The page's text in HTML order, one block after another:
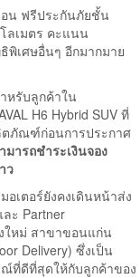
อน ฟรีประกันภัยชั้น
ลเมตร คะแนน
พิเศษอื่นๆ อีกมากมาย
หรับลูกค้าใน
H6 Hybrid SUV ที่
ตภัณฑ์ก่อนการประกาศ
มารถชำระเงินจอง
ว
เตอร์ยังคงเดินหน้าส่ง
ละ Partner
ใหม่ สาขาขอนแก่น
Delivery) ซึ่งเป็น
ที่ดีที่สุดให้กับลูกค้าของ